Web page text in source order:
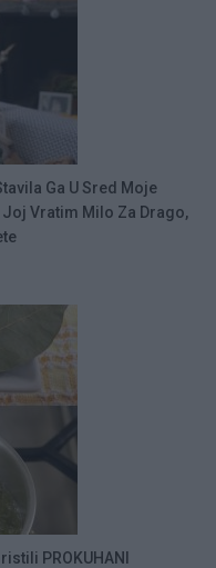
Ga U Sred Moje
Joj Vratim Milo Za Drago,
PROKUHANI